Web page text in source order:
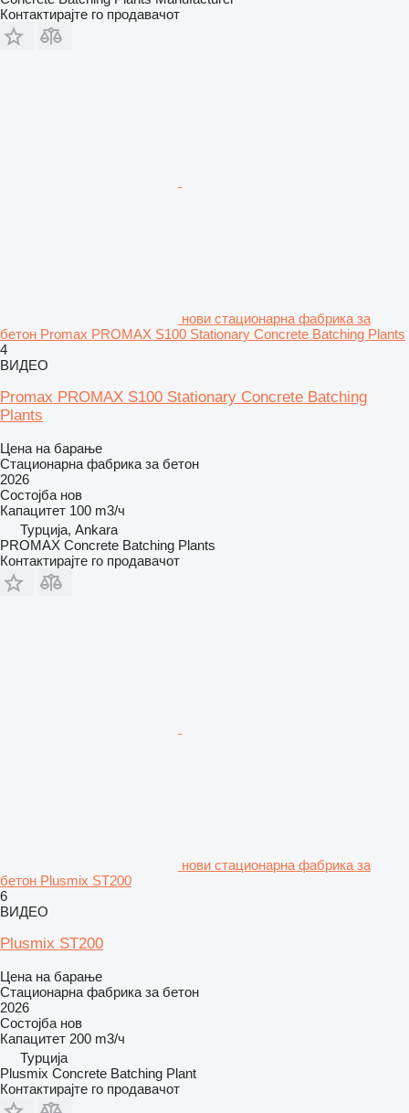
Контактирајте го продавачот
нови стационарна фабрика за
бетон Promax PROMAX S100 Stationary Concrete Batching Plants
4
ВИДЕО
Promax PROMAX S100 Stationary Concrete Batching
Plants
Цена на барање
Стационарна фабрика за бетон
2026
Состојба нов
Капацитет 100 m3/ч
Турција, Ankara
PROMAX Concrete Batching Plants
Контактирајте го продавачот
нови стационарна фабрика за
бетон Plusmix ST200
6
ВИДЕО
Plusmix ST200
Цена на барање
Стационарна фабрика за бетон
2026
Состојба нов
Капацитет 200 m3/ч
Турција
Plusmix Concrete Batching Plant
Контактирајте го продавачот